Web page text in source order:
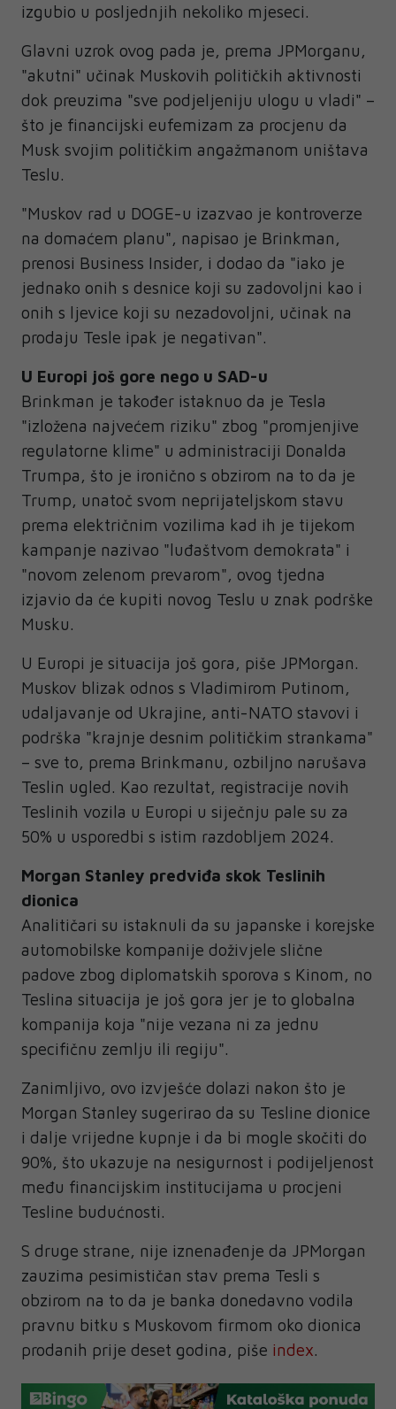
izgubio u posljednjih nekoliko mjeseci.
Glavni uzrok ovog pada je, prema JPMorganu,
"akutni" učinak Muskovih političkih aktivnosti
dok preuzima "sve podjeljeniju ulogu u vladi" –
što je financijski eufemizam za procjenu da
Musk svojim političkim angažmanom uništava
Teslu.
"Muskov rad u DOGE-u izazvao je kontroverze
na domaćem planu", napisao je Brinkman,
prenosi Business Insider, i dodao da "iako je
jednako onih s desnice koji su zadovoljni kao i
onih s ljevice koji su nezadovoljni, učinak na
prodaju Tesle ipak je negativan".
U Europi još gore nego u SAD-u
Brinkman je također istaknuo da je Tesla
"izložena najvećem riziku" zbog "promjenjive
regulatorne klime" u administraciji Donalda
Trumpa, što je ironično s obzirom na to da je
Trump, unatoč svom neprijateljskom stavu
prema električnim vozilima kad ih je tijekom
kampanje nazivao "luđaštvom demokrata" i
"novom zelenom prevarom", ovog tjedna
izjavio da će kupiti novog Teslu u znak podrške
Musku.
U Europi je situacija još gora, piše JPMorgan.
Muskov blizak odnos s Vladimirom Putinom,
udaljavanje od Ukrajine, anti-NATO stavovi i
podrška "krajnje desnim političkim strankama"
– sve to, prema Brinkmanu, ozbiljno narušava
Teslin ugled. Kao rezultat, registracije novih
Teslinih vozila u Europi u siječnju pale su za
50% u usporedbi s istim razdobljem 2024.
Morgan Stanley predviđa skok Teslinih
dionica
Analitičari su istaknuli da su japanske i korejske
automobilske kompanije doživjele slične
padove zbog diplomatskih sporova s Kinom, no
Teslina situacija je još gora jer je to globalna
kompanija koja "nije vezana ni za jednu
specifičnu zemlju ili regiju".
Zanimljivo, ovo izvješće dolazi nakon što je
Morgan Stanley sugerirao da su Tesline dionice
i dalje vrijedne kupnje i da bi mogle skočiti do
90%, što ukazuje na nesigurnost i podijeljenost
među financijskim institucijama u procjeni
Tesline budućnosti.
S druge strane, nije iznenađenje da JPMorgan
zauzima pesimističan stav prema Tesli s
obzirom na to da je banka donedavno vodila
pravnu bitku s Muskovom firmom oko dionica
prodanih prije deset godina, piše index.